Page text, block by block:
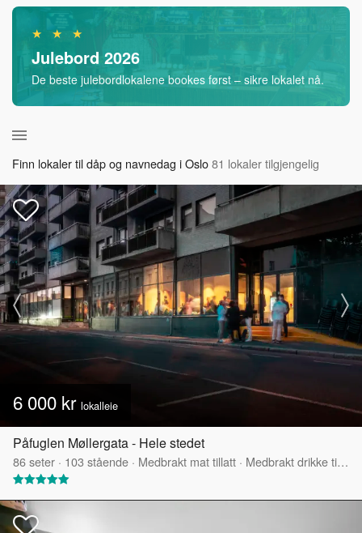
★ ★ ★
Julebord 2026
De beste julebordlokalene bookes først – sikre lokalet nå.
Finn lokaler til dåp og navnedag i Oslo81 lokaler tilgjengelig
6 000 kr lokalleie
Påfuglen Møllergata - Hele stedet
86seter · 103 stående · Medbrakt mat tillatt · Medbrakt drikke tillatt